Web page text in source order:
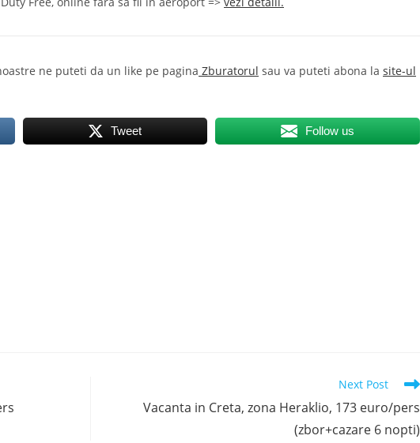
ne puteti da un like pe pagina Zburatorul sau va puteti abona la site-ul
Tweet Follow us
Next Post
Vacanta in Creta, zona Heraklio, 173 euro/pers
(zbor+cazare 6 nopti)